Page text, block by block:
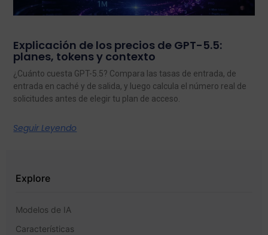
Explicación de los precios de GPT-5.5:
planes, tokens y contexto
¿Cuánto cuesta GPT-5.5? Compara las tasas de entrada, de
entrada en caché y de salida, y luego calcula el número real de
solicitudes antes de elegir tu plan de acceso.
Seguir Leyendo
Explore
Modelos de IA
Características